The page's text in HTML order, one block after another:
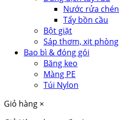
Nước rửa chén
Tẩy bồn cầu
Bột giặt
Sáp thơm, xịt phòng
Bao bì & đóng gói
Băng keo
Màng PE
Túi Nylon
Giỏ hàng ×